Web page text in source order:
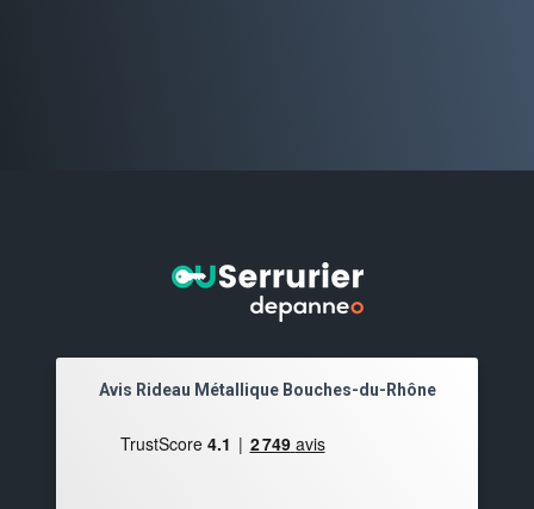
Avis Rideau Métallique Bouches-du-Rhône